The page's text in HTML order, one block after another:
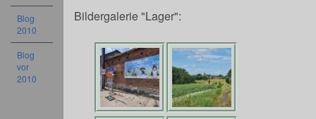
Bildergalerie "Lager":
Blog
2010
Blog
vor
2010